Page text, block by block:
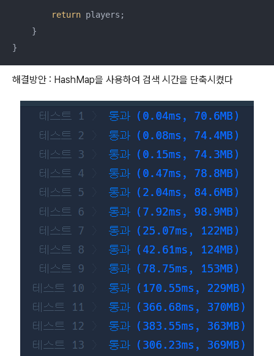
return players;
    }
}
해결방안 : HashMap을 사용하여 검색 시간을 단축시켰다